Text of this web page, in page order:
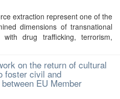
extraction represent one of the
dimensions of transnational
drug trafficking, terrorism,
on the return of cultural
foster civil and
EU Member